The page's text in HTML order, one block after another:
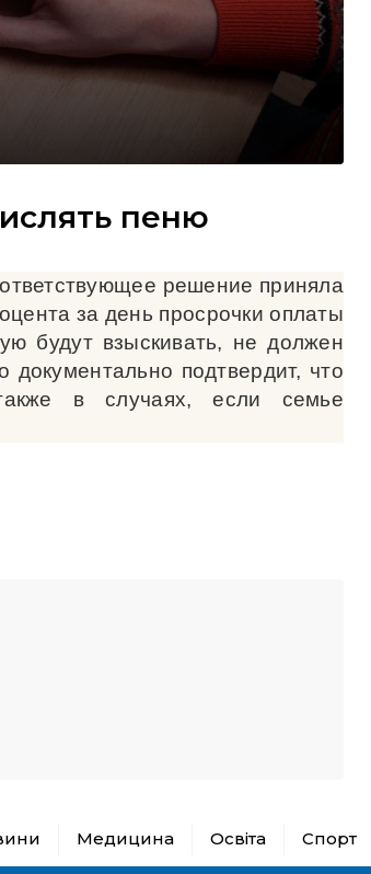
пеню
решение приняла
за день просрочки оплаты
будут взыскивать, не должен
подтвердит, что
в случаях, если семье
Медицина Освіта Спорт